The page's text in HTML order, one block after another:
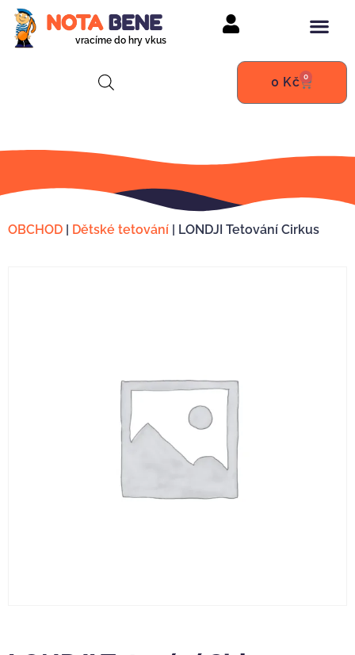
vracíme do hry vkus
0 Kč 0
OBCHOD | Dětské tetování | LONDJI Tetování Cirkus